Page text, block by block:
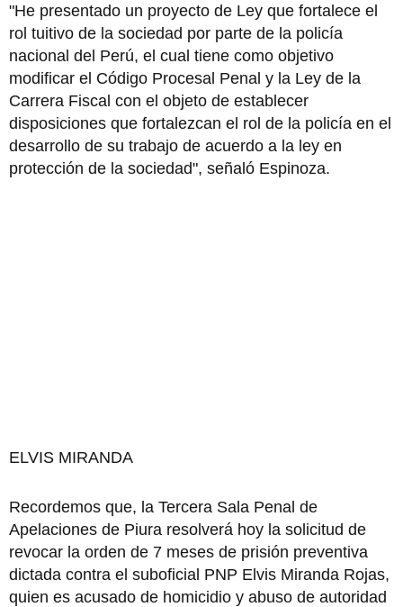
"He presentado un proyecto de Ley que fortalece el
rol tuitivo de la sociedad por parte de la policía
nacional del Perú, el cual tiene como objetivo
modificar el Código Procesal Penal y la Ley de la
Carrera Fiscal con el objeto de establecer
disposiciones que fortalezcan el rol de la policía en el
desarrollo de su trabajo de acuerdo a la ley en
protección de la sociedad", señaló Espinoza.
ELVIS MIRANDA
Recordemos que, la Tercera Sala Penal de
Apelaciones de Piura resolverá hoy la solicitud de
revocar la orden de 7 meses de prisión preventiva
dictada contra el suboficial PNP Elvis Miranda Rojas,
quien es acusado de homicidio y abuso de autoridad